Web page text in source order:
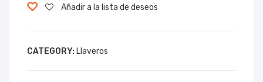
Añadir a la lista de deseos
CATEGORY: Llaveros